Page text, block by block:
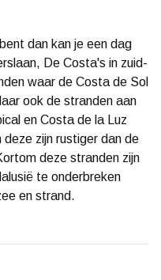
dan kan je een dag
De Costa's in zuid-
waar de Costa de Sol
ook de stranden aan
en Costa de la Luz
zijn rustiger dan de
deze stranden zijn
te onderbreken
en strand.